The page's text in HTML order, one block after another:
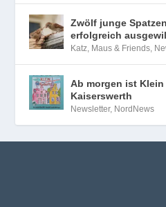
Zwölf junge
erfolgreich
Katz, Maus & Friends,
Ab morgen ist
Kaiserswerth
Newsletter, NordNews